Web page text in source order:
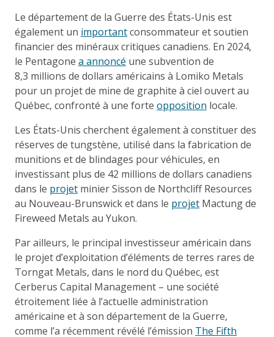
Le département de la Guerre des États-Unis est
également un importantconsommateur et soutien
financier des minéraux critiques canadiens. En 2024,
le Pentagone a annoncé une subvention de
8,3 millions de dollars américains à Lomiko Metals
pour un projet de mine de graphite à ciel ouvert au
Québec, confronté à une forte opposition locale.
Les États-Unis cherchent également à constituer des
réserves de tungstène, utilisé dans la fabrication de
munitions et de blindages pour véhicules, en
investissant plus de 42 millions de dollars canadiens
dans le projet minier Sisson de Northcliff Resources
au Nouveau-Brunswick et dans le projet Mactung de
Fireweed Metals au Yukon.
Par ailleurs, le principal investisseur américain dans
le projet d’exploitation d’éléments de terres rares de
Torngat Metals, dans le nord du Québec, est
Cerberus Capital Management – une société
étroitement liée à l’actuelle administration
américaine et à son département de la Guerre,
comme l’a récemment révélé l’émission The Fifth